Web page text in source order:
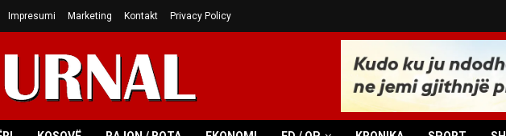
Impresumi Marketing Kontakt Privacy Policy